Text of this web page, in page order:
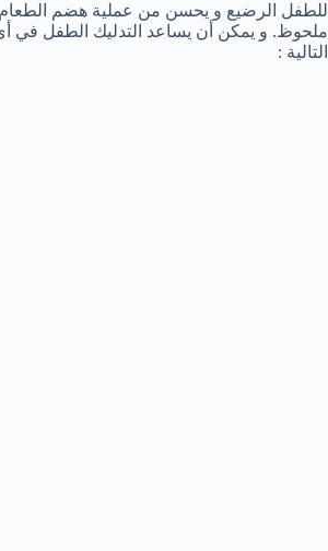
للطفل الرضيع و يحسن من عملية هضم
ملحوظ. و يمكن أن يساعد التدليك الطفل في
التالية :